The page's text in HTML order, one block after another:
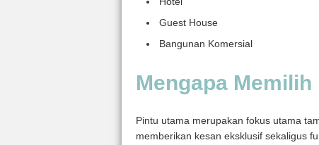
Guest House
Bangunan Komersial
Mengapa
Pintu utama merupakan fokus utama
memberikan kesan eksklusif sekaligus